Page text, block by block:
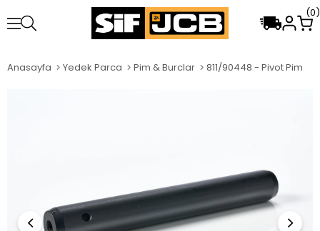
0
Anasayfa Yedek Parca Pim & Burclar 811/90448 - Pivot Pim